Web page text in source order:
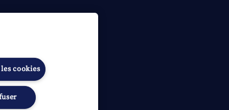
Gérer les préférences
cookies